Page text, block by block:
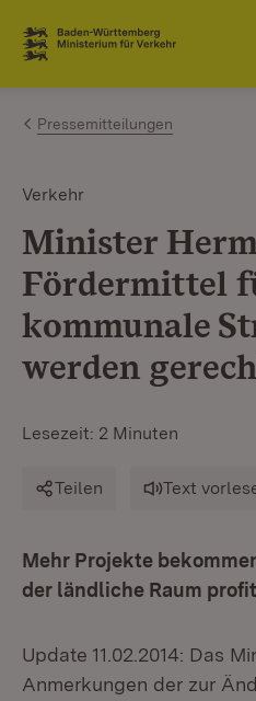
Zum Inhalt springen
Link zur Startseite
Pressemitteilungen
Verkehr
Minister
Fördermittel
kommunale
werden
Lesezeit: 2 Minuten
Teilen Text
Mehr Projekte
der ländliche Raum
Update 11.02.2014: Das
Anmerkungen der zur